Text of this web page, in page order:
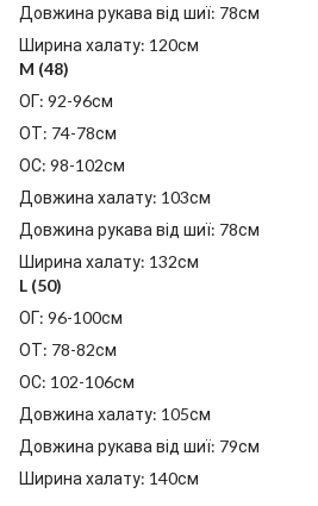
Довжина рукава від шиї: 78см
Ширина халату: 120см
M (48)
ОГ: 92-96см
ОТ: 74-78см
ОС: 98-102см
Довжина халату: 103см
Довжина рукава від шиї: 78см
Ширина халату: 132см
L (50)
ОГ: 96-100см
ОТ: 78-82см
ОС: 102-106см
Довжина халату: 105см
Довжина рукава від шиї: 79см
Ширина халату: 140см